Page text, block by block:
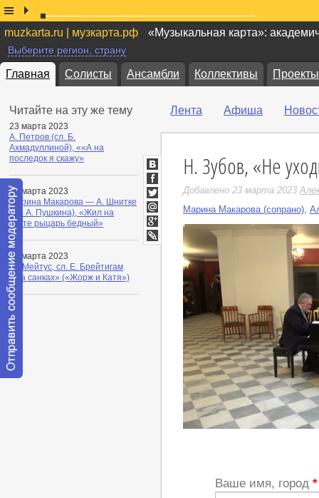
muzkarta.ru | музкарта.рф «Музыкальная карта»:
Выберите регион, страну
Главная Солисты Ансамбли Коллективы Проекты
Читайте на эту же тему
23 марта 2023
А. Петров (сл. Б.
Ахмадуллиной), ««А на
последок я скажу»
23 марта 2023
Марина Макарова — А. Шнитке
(сл. А. Пушкина), «Жил на
свете рыцарь бедный»
23 марта 2023
Ю. Мейтус, сл. Е. Брейтигам
«На санках» («Жорж и Катя»)
Лента Афиша
Н. Зубов, «Не
Добавлено 23 марта 2023
Марина Макарова (сопрано)
ВКонтакте
Facebook
Twitter
Мой
Мир
Google+
LiveJournal
Ваше имя, город *